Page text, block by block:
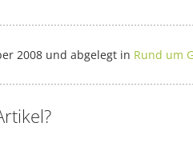
2008 und abgelegt in Rund um